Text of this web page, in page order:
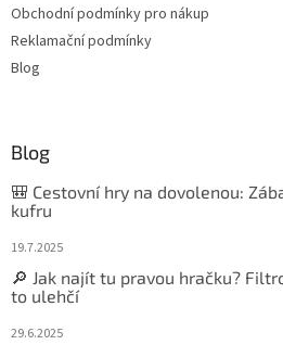
Obchodní podmínky pro nákup
Reklamační podmínky
Blog
Blog
🎒 Cestovní hry na dovolenou:
kufru
19.7.2025
🔎 Jak najít tu pravou hračku?
to ulehčí
29.6.2025